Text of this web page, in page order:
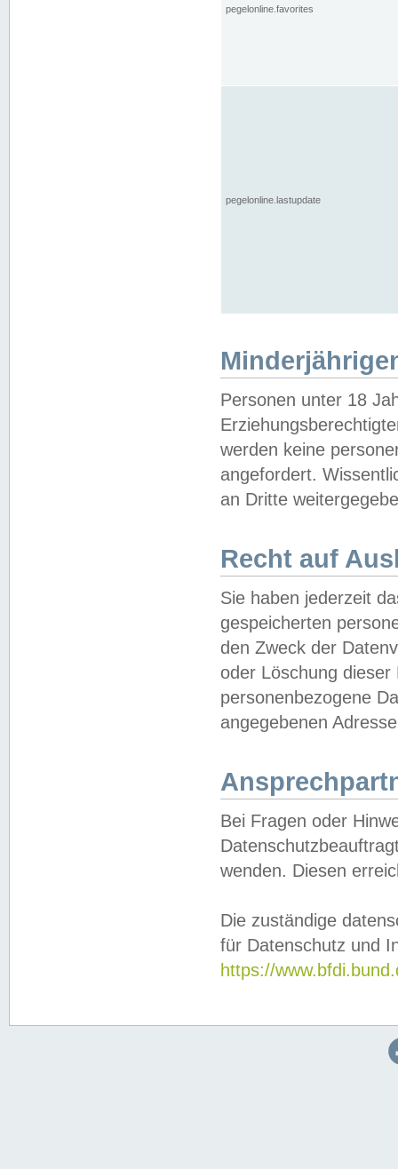
pegelonline.favorites
pegelonline.lastupdate
Personen unter 18
werden keine
angefordert.
an Dritte
Recht auf
Sie haben jederzeit
gespeicherten
den Zweck der
oder Löschung
personenbezogene
angegebenen
Bei Fragen oder
wenden. Diesen
Die zuständige
für Datenschutz und
https://